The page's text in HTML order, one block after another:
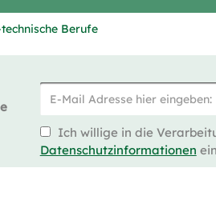
Berufe
Ich willige in die
Datenschutzinformationen